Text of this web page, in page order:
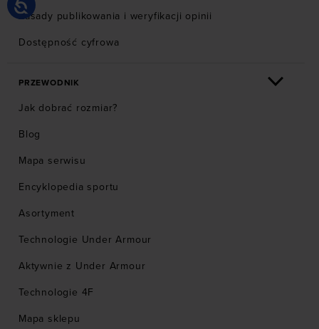
Zasady publikowania i weryfikacji opinii
Dostępność cyfrowa
PRZEWODNIK
Jak dobrać rozmiar?
Blog
Mapa serwisu
Encyklopedia sportu
Asortyment
Technologie Under Armour
Aktywnie z Under Armour
Technologie 4F
Mapa sklepu